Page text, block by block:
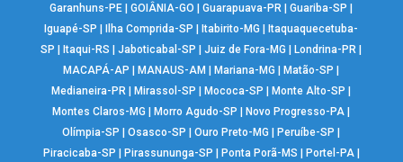
Garanhuns-PE |GOIÂNIA-GO |Guarapuava-PR |Guariba-SP |
Iguapé-SP |Ilha Comprida-SP |Itabirito-MG |Itaquaquecetuba-
SP |Itaqui-RS |Jaboticabal-SP |Juiz de Fora-MG |Londrina-PR |
MACAPÁ-AP |MANAUS-AM |Mariana-MG |Matão-SP |
Medianeira-PR |Mirassol-SP |Mococa-SP |Monte Alto-SP |
Montes Claros-MG |Morro Agudo-SP |Novo Progresso-PA |
Olímpia-SP |Osasco-SP |Ouro Preto-MG |Peruíbe-SP |
Piracicaba-SP | Pirassununga-SP | Ponta Porã-MS | Portel-PA|